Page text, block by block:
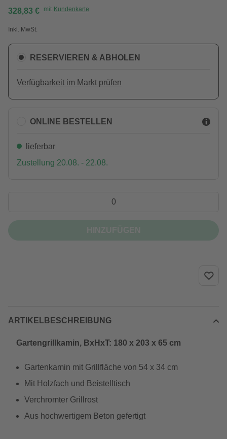
328,83 € mit Kundenkarte
Inkl. MwSt.
RESERVIEREN & ABHOLEN
Verfügbarkeit im Markt prüfen
ONLINE BESTELLEN
lieferbar
Zustellung 20.08. - 22.08.
ARTIKELBESCHREIBUNG
Gartengrillkamin, BxHxT: 180 x 203 x 65 cm
Gartenkamin mit Grillfläche von 54 x 34 cm
Mit Holzfach und Beistelltisch
Verchromter Grillrost
Aus hochwertigem Beton gefertigt